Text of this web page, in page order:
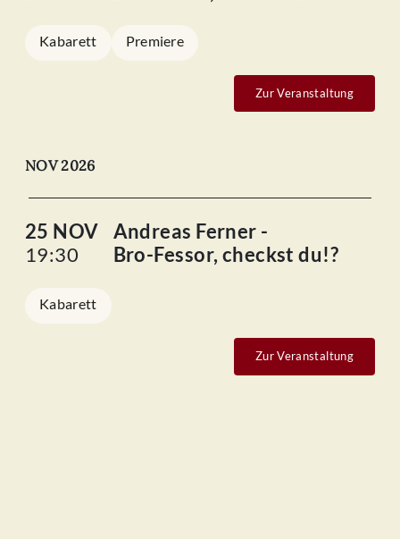
Kabarett Premiere
Zur Veranstaltung
NOV 2026
25 NOV
19:30
Andreas Ferner -
Bro-Fessor, checkst du!?
Kabarett
Zur Veranstaltung